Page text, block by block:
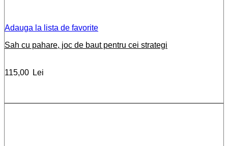
Adauga la lista de favorite
Sah cu pahare, joc de baut pentru cei strategi
115,00 Lei